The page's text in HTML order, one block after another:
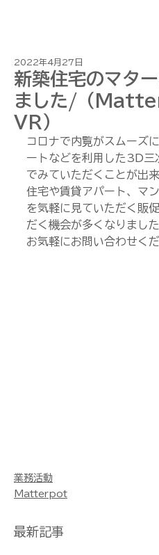
新築住宅のマタ
ました/（
VR）
2022年4月27日
コロナで内覧がスムーズ
ートなどを利用した3D三
でみていただくことが出来
住宅や賃貸アパート、マ
を気軽に見ていただく販
だく機会が多くなりました
お気軽にお問い合わせくだ
業務活動
Matterpot
最新記事